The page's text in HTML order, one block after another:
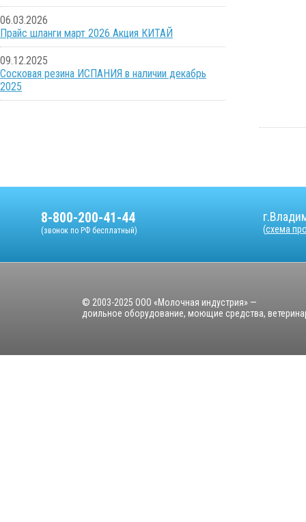
06.03.2026
Прайс шланги март 2026 Акция КИТАЙ
09.12.2025
Сосковая резина ИСПАНИЯ в наличии декабрь
2025
8-800-200-41-44
(звонок по РФ бесплатный) (схема
© 2003-2025 ООО «Молочная индустрия» —
доильное оборудование, моющие средства,